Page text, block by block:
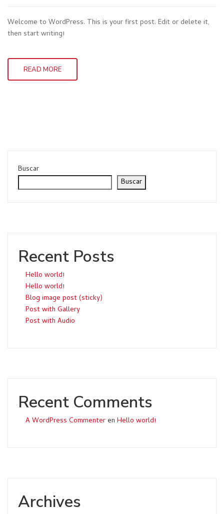
Welcome to WordPress. This is your first post. Edit or delete it,
then start writing!
READ MORE
Buscar
Buscar
Recent Posts
Hello world!
Hello world!
Blog image post (sticky)
Post with Gallery
Post with Audio
Recent Comments
A WordPress Commenteren Hello world!
Archives